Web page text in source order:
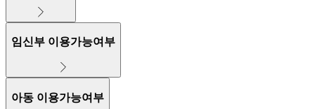
임신부 이용가능여부
아동 이용가능여부